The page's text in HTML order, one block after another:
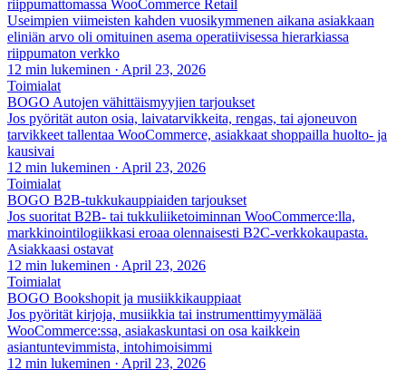
riippumattomassa WooCommerce Retail
Useimpien viimeisten kahden vuosikymmenen aikana asiakkaan
eliniän arvo oli omituinen asema operatiivisessa hierarkiassa
riippumaton verkko
12 min lukeminen · April 23, 2026
Toimialat
BOGO Autojen vähittäismyyjien tarjoukset
Jos pyörität auton osia, laivatarvikkeita, rengas, tai ajoneuvon
tarvikkeet tallentaa WooCommerce, asiakkaat shoppailla huolto- ja
kausivai
12 min lukeminen · April 23, 2026
Toimialat
BOGO B2B-tukkukauppiaiden tarjoukset
Jos suoritat B2B- tai tukkuliiketoiminnan WooCommerce:lla,
markkinointilogiikkasi eroaa olennaisesti B2C-verkkokaupasta.
Asiakkaasi ostavat
12 min lukeminen · April 23, 2026
Toimialat
BOGO Bookshopit ja musiikkikauppiaat
Jos pyörität kirjoja, musiikkia tai instrumenttimyymälää
WooCommerce:ssa, asiakaskuntasi on osa kaikkein
asiantuntevimmista, intohimoisimmi
12 min lukeminen · April 23, 2026